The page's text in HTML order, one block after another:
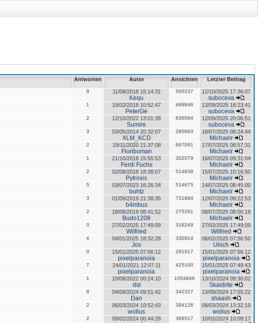
Antworten Autor Ansichten Letzter Beitrag
8 11/08/2018 15:14:31
Kequ
500237 12/10/2025 17:36:07
suboceva
1 19/02/2018 10:52:47
PeterGe
489946 13/09/2025 18:23:41
suboceva
2 12/10/2022 13:01:38
Sumire
636064 12/09/2025 20:06:51
suboceva
3 03/05/2014 20:32:07
XLM_KCD
280693 18/07/2025 08:24:44
Michaelr
2 19/11/2020 21:37:08
Floriboman
667061 17/07/2025 08:57:31
Michaelr
1 21/10/2018 15:55:53
Ferdi Fuchs
302079 16/07/2025 09:31:04
Michaelr
2 02/08/2018 18:38:07
Pytroxis
514838 15/07/2025 10:16:50
Michaelr
5 03/07/2023 16:26:34
buhtz
514675 14/07/2025 08:45:00
Michaelr
3 01/09/2019 21:38:35
b4mbus
731884 12/07/2025 09:22:53
Michaelr
2 18/06/2019 08:41:52
Budo1208
275261 08/07/2025 08:56:19
Michaelr
0 27/02/2025 17:49:09
Wilfried
318249 27/02/2025 17:49:09
Wilfried
4 04/01/2025 18:32:28
Jos
330914 06/02/2025 07:56:50
Ulrich
0 15/01/2025 07:56:12
pixelparanoia
291917 15/01/2025 07:56:12
pixelparanoia
7 24/01/2021 12:07:11
pixelparanoia
425100 15/01/2025 07:49:43
pixelparanoia
1 10/08/2022 00:24:10
dst
1004846 13/10/2024 09:30:02
Skaidrite
8 04/09/2024 09:51:42
Dan
342327 13/09/2024 17:55:22
shaash
2 06/03/2024 10:52:43
wollus
394126 08/03/2024 13:32:19
wollus
2 09/02/2024 00:44:28 366517 10/02/2024 10:09:17